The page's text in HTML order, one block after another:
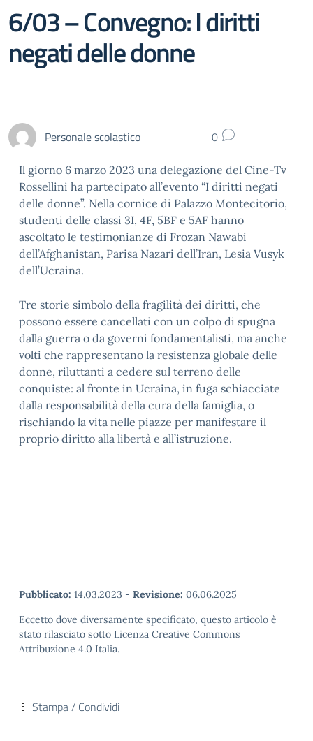
6/03 – Convegno: I diritti
negati delle donne
Personale scolastico 0
Il giorno 6 marzo 2023 una delegazione del Cine-Tv
Rossellini ha partecipato all’evento “I diritti negati
delle donne”. Nella cornice di Palazzo Montecitorio,
studenti delle classi 3I, 4F, 5BF e 5AF hanno
ascoltato le testimonianze di Frozan Nawabi
dell’Afghanistan, Parisa Nazari dell’Iran, Lesia Vusyk
dell’Ucraina.
Tre storie simbolo della fragilità dei diritti, che
possono essere cancellati con un colpo di spugna
dalla guerra o da governi fondamentalisti, ma anche
volti che rappresentano la resistenza globale delle
donne, riluttanti a cedere sul terreno delle
conquiste: al fronte in Ucraina, in fuga schiacciate
dalla responsabilità della cura della famiglia, o
rischiando la vita nelle piazze per manifestare il
proprio diritto alla libertà e all’istruzione.
Pubblicato: 14.03.2023 - Revisione: 06.06.2025
Eccetto dove diversamente specificato, questo articolo è
stato rilasciato sotto Licenza Creative Commons
Attribuzione 4.0 Italia.
Stampa / Condividi